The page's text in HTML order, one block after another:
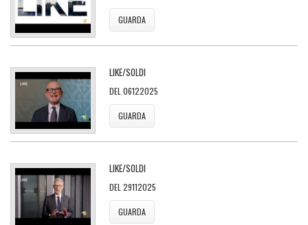
GUARDA
LIKE/SOLDI
DEL 06122025
GUARDA
LIKE/SOLDI
DEL 29112025
GUARDA